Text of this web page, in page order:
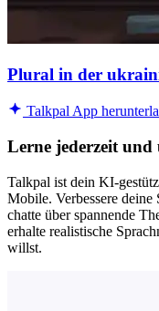
Plural in der
Talkpal App
Lerne jederzeit und
Talkpal ist dein KI-
Mobile. Verbessere deine
chatte über spannende
erhalte realistische
willst.